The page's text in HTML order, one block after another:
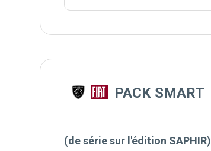
PACK SMART
(de série sur l'édition SAPHIR)